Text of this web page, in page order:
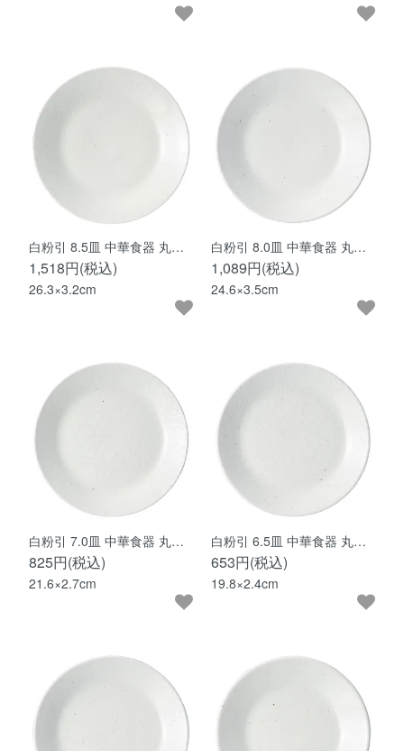
白粉引 8.5皿 中華食器 丸…
1,518円(税込)
26.3×3.2cm
白粉引 8.0皿 中華食器 丸…
1,089円(税込)
24.6×3.5cm
白粉引 7.0皿 中華食器 丸…
825円(税込)
21.6×2.7cm
白粉引 6.5皿 中華食器 丸…
653円(税込)
19.8×2.4cm